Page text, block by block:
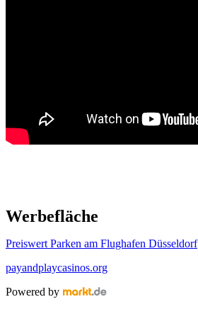
Werbefläche
Preiswert Parken am Flughafen Düsseldorf
payandplaycasinos.org
Powered by